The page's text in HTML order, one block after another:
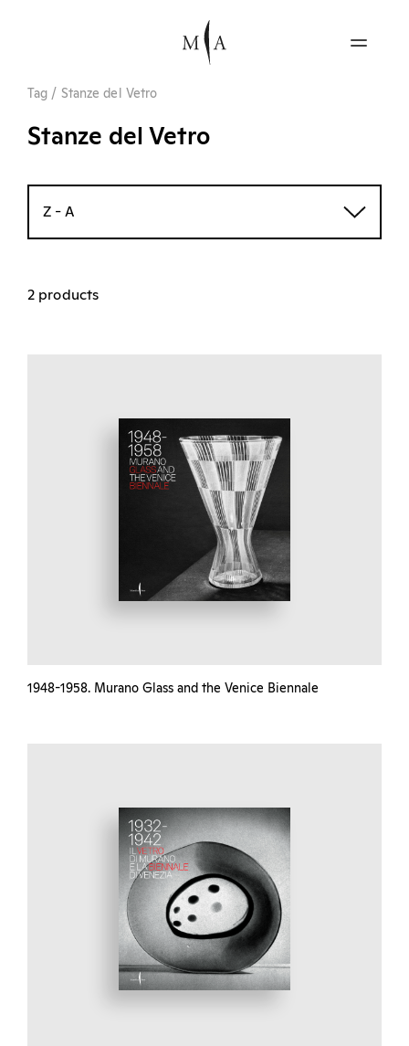
Tag / Stanze del Vetro
Stanze del Vetro
Z - A
2 products
1948-1958. Murano Glass and the Venice Biennale